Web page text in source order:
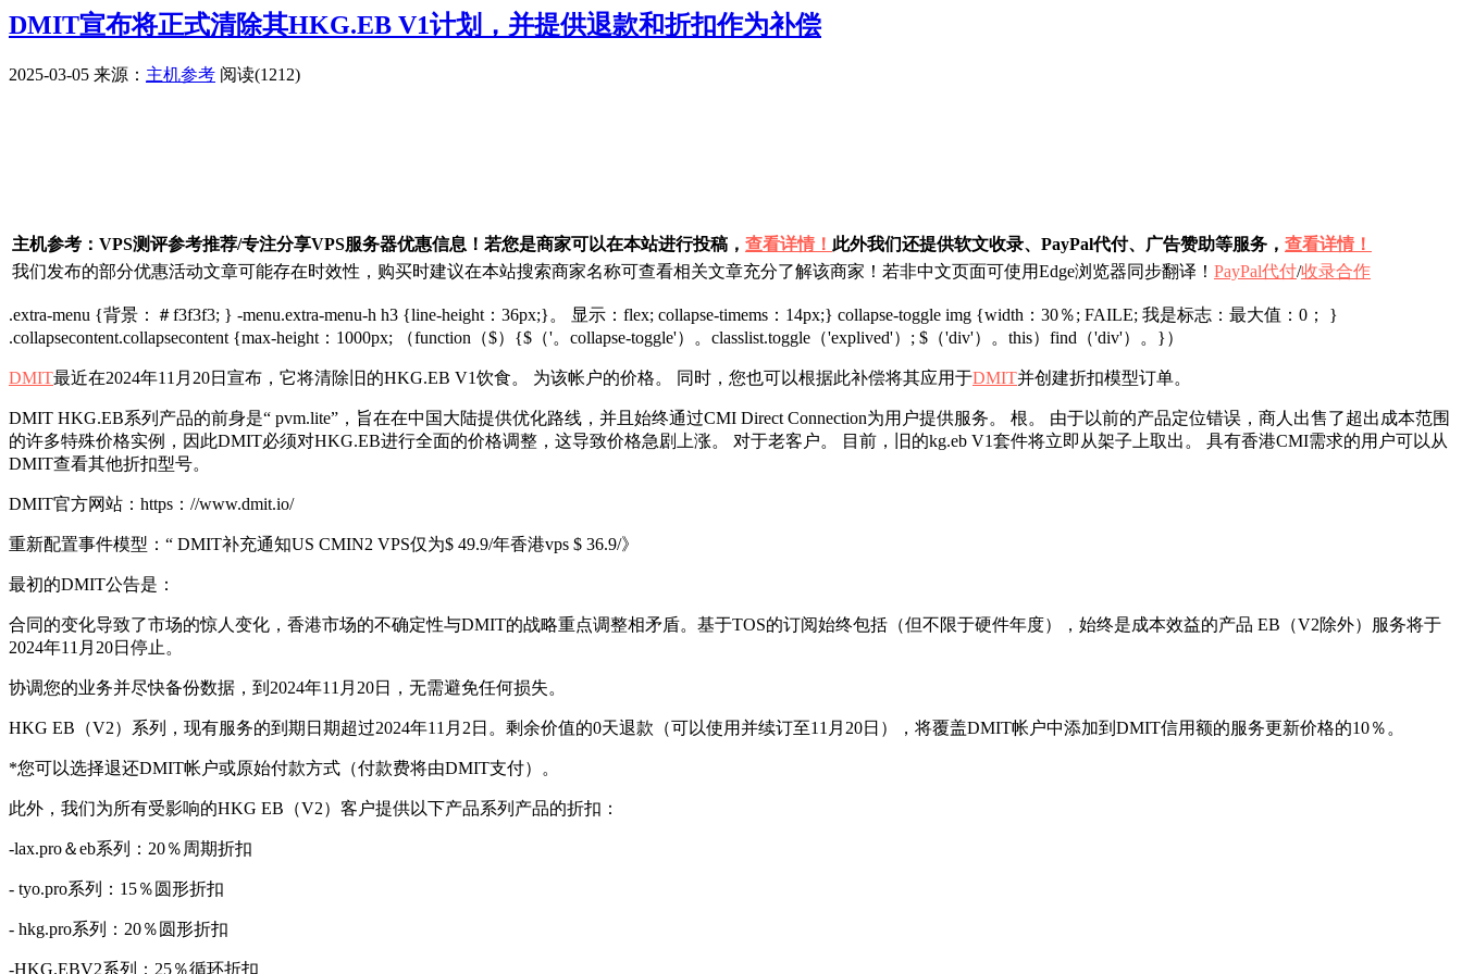
DMIT宣布将正式清除其HKG.EB V1计划，并提供退款和折扣作为补偿
2025-03-05 来源： 主机参考 阅读(1212)
主机参考：VPS测评参考推荐/专注分享VPS服务器优惠信息！若您是商家可以在本站进行投稿， 查看详情！ 此外我们还提供软文收录、PayPal代付、广告赞助等服务， 查看详情！
我们发布的部分优惠活动文章可能存在时效性，购买时建议在本站搜索商家名称可查看相关文章充分了解该商家！若非中文页面可使用Edge浏览器同步翻译！ PayPal代付/收录合作
.extra-menu {背景：＃f3f3f3; } -menu.extra-menu-h h3 {line-height：36px;}。 显示：flex; collapse-timems：14px;} collapse-toggle img {width：30％; FAILE; 我是标志：最大值：0； }
.collapsecontent.collapsecontent {max-height：1000px; （function（$）{$（'。collapse-toggle'）。classlist.toggle（'explived'）; $（'div'）。this）find（'div'）。}）
DMIT最近在2024年11月20日宣布，它将清除旧的HKG.EB V1饮食。 为该帐户的价格。 同时，您也可以根据此补偿将其应用于DMIT并创建折扣模型订单。
DMIT HKG.EB系列产品的前身是“ pvm.lite”，旨在在中国大陆提供优化路线，并且始终通过CMI Direct Connection为用户提供服务。 根。 由于以前的产品定位错误，商人出售了超出成本范围
的许多特殊价格实例，因此DMIT必须对HKG.EB进行全面的价格调整，这导致价格急剧上涨。 对于老客户。 目前，旧的kg.eb V1套件将立即从架子上取出。 具有香港CMI需求的用户可以从
DMIT查看其他折扣型号。
DMIT官方网站：https：//www.dmit.io/
重新配置事件模型：“ DMIT补充通知US CMIN2 VPS仅为$ 49.9/年香港vps $ 36.9/》
最初的DMIT公告是：
合同的变化导致了市场的惊人变化，香港市场的不确定性与DMIT的战略重点调整相矛盾。基于TOS的订阅始终包括（但不限于硬件年度），始终是成本效益的产品 EB（V2除外）服务将于
2024年11月20日停止。
协调您的业务并尽快备份数据，到2024年11月20日，无需避免任何损失。
HKG EB（V2）系列，现有服务的到期日期超过2024年11月2日。剩余价值的0天退款（可以使用并续订至11月20日），将覆盖DMIT帐户中添加到DMIT信用额的服务更新价格的10％。
*您可以选择退还DMIT帐户或原始付款方式（付款费将由DMIT支付）。
此外，我们为所有受影响的HKG EB（V2）客户提供以下产品系列产品的折扣：
-lax.pro＆eb系列：20％周期折扣
- tyo.pro系列：15％圆形折扣
- hkg.pro系列：20％圆形折扣
-HKG.EBV2系列：25％循环折扣